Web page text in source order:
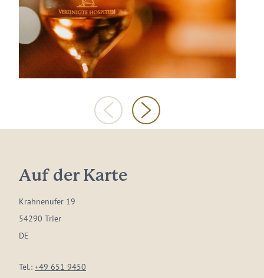
Auf der Karte
Krahnenufer 19
54290 Trier
DE
Tel.: +49 651 9450